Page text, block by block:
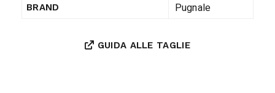
BRAND Pugnale
GUIDA ALLE TAGLIE